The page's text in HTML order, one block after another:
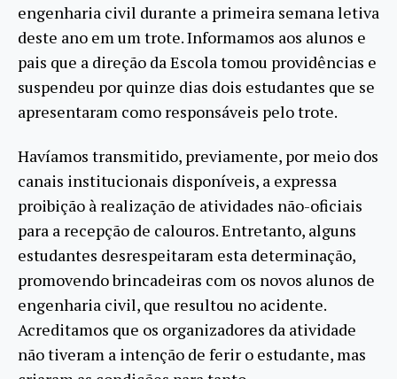
engenharia civil durante a primeira semana letiva
deste ano em um trote. Informamos aos alunos e
pais que a direção da Escola tomou providências e
suspendeu por quinze dias dois estudantes que se
apresentaram como responsáveis pelo trote.
Havíamos transmitido, previamente, por meio dos
canais institucionais disponíveis, a expressa
proibição à realização de atividades não-oficiais
para a recepção de calouros. Entretanto, alguns
estudantes desrespeitaram esta determinação,
promovendo brincadeiras com os novos alunos de
engenharia civil, que resultou no acidente.
Acreditamos que os organizadores da atividade
não tiveram a intenção de ferir o estudante, mas